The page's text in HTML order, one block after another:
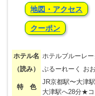
地図・アクセス
クーポン
ホテル名 ホテルブルーレ
（読み）
ぶるーれーく お
特 色
JR京都駅〜大津
大津駅へ28分★